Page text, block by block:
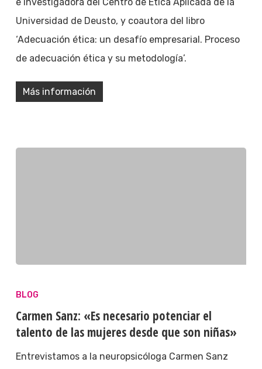
Universidad de Deusto, y coautora del libro
‘Adecuación ética: un desafío empresarial. Proceso
de adecuación ética y su metodología’.
Más información
BLOG
Carmen Sanz: «Es necesario potenciar el
talento de las mujeres desde que son niñas»
Entrevistamos a la neuropsicóloga Carmen Sanz